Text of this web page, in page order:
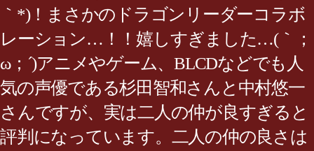
｀*)！まさかのドラゴンリーダーコラボ
レーション…！！嬉しすぎました…(｀；
ω；´)アニメやゲーム、BLCDなどでも人
気の声優である杉田智和さんと中村悠一
さんですが、実は二人の仲が良すぎると
評判になっています。二人の仲の良さは